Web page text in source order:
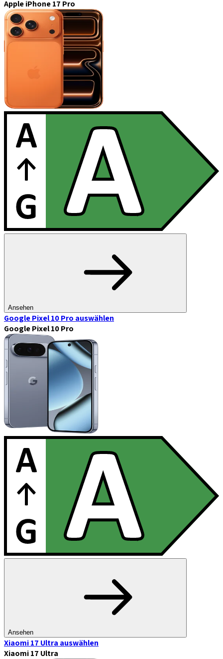
Apple iPhone 17 Pro
Ansehen
Google Pixel 10 Pro auswählen
Google Pixel 10 Pro
Ansehen
Xiaomi 17 Ultra auswählen
Xiaomi 17 Ultra